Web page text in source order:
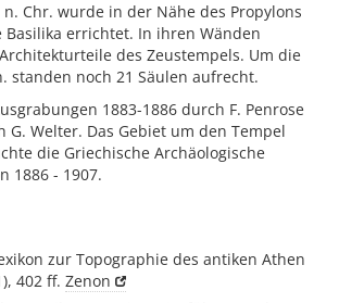
n. Chr. wurde in der Nähe des Propylons
errichtet. In ihren Wänden
des Zeustempels. Um die
standen noch 21 Säulen aufrecht.
1883-1886 durch F. Penrose
G. Welter. Das Gebiet um den Tempel
die Griechische Archäologische
1886 - 1907.
zur Topographie des antiken Athen
402 ff. Zenon